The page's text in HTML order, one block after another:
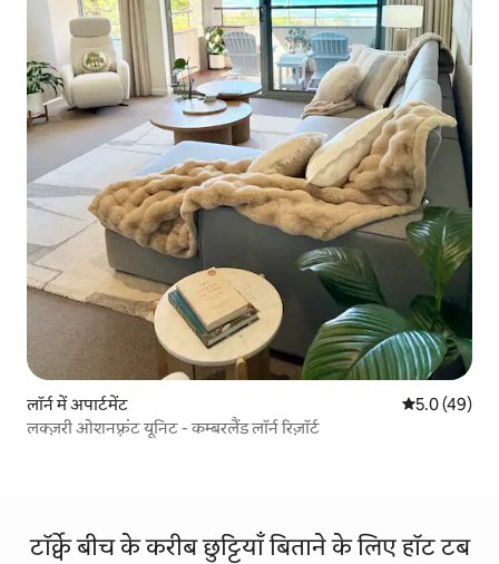
लॉर्न में अपार्टमेंट औसत रेटिंग 5
5.0 (49)
लक्ज़री ओशनफ़्रंट यूनिट - कम्बरलैंड लॉर्न रिज़ॉर्ट
टॉर्क्वे बीच के करीब छुट्टियाँ बिताने के लिए हॉट टब